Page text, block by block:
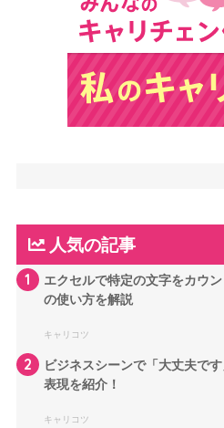
人気の記事
1
エクセルで特定の文字をカウ
の使い方を解説
キャリコツ
2
ビジネスシーンで「大丈夫で
表現を紹介！
キャリコツ